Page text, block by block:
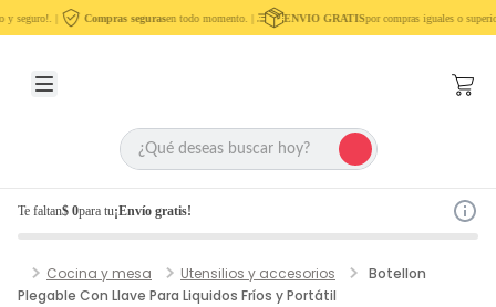
seguro!. | Compras segurasen todo momento. | ENVIO GRATISpor compras iguales o
Te faltan$ 0para tu¡Envío gratis!
Cocina y mesa Utensilios y accesorios
Botellon
Plegable Con Llave Para Liquidos Fríos y Portátil